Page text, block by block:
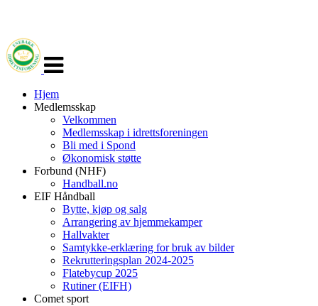
navigasjon
Hjem
Medlemsskap
Velkommen
Medlemsskap i idrettsforeningen
Bli med i Spond
Økonomisk støtte
Forbund (NHF)
Handball.no
EIF Håndball
Bytte, kjøp og salg
Arrangering av hjemmekamper
Hallvakter
Samtykke-erklæring for bruk av bilder
Rekrutteringsplan 2024-2025
Flatebycup 2025
Rutiner (EIFH)
Comet sport